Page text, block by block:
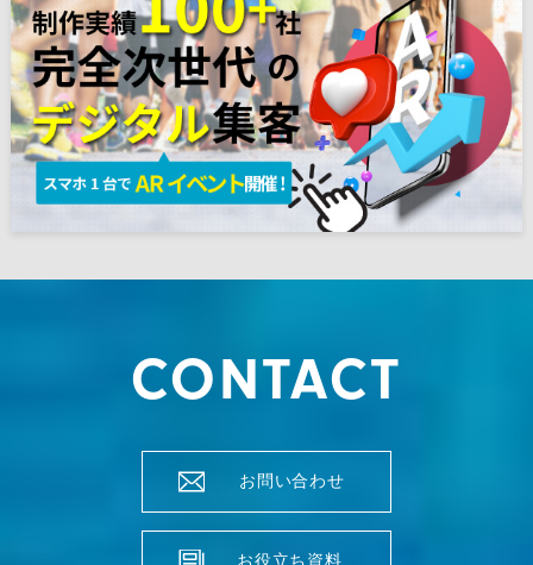
CONTACT
お問い合わせ
お役立ち資料